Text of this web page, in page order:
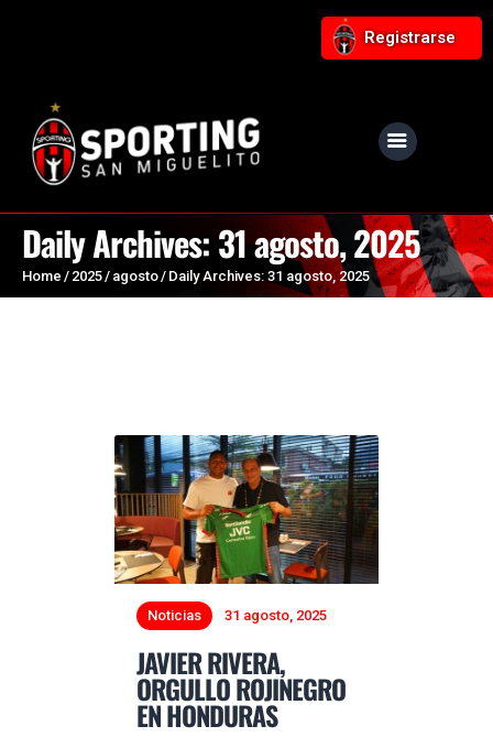
Registrarse
Daily Archives: 31 agosto, 2025
Home 2025 agosto Daily Archives: 31 agosto, 2025
NUESTRO CLUB
Noticias
Equipos
Responsabilidad Social
Noticias 31 agosto, 2025
JAVIER RIVERA,
ORGULLO ROJINEGRO
EN HONDURAS